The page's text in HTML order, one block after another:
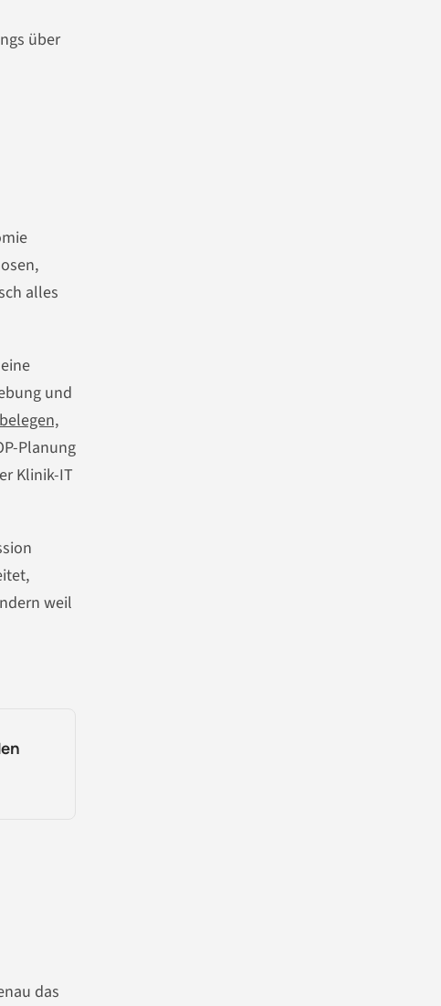
über
alles
und
Planung
Klinik-IT
weil
das